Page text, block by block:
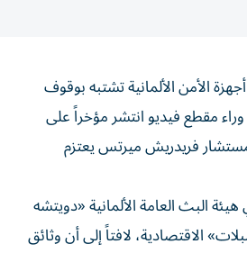
الأمن الألمانية تشتبه بوقوف
مقطع فيديو انتشر مؤخراً على
فريدريش ميرتس يعتزم
البث العامة الألمانية «دويتشه
الاقتصادية، لافتاً إلى أن وثائق